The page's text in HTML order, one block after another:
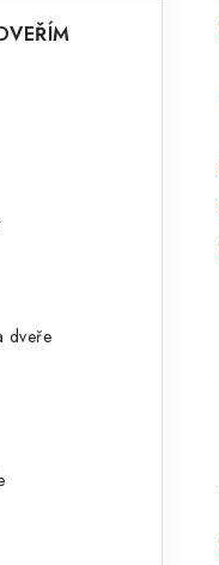
dveře